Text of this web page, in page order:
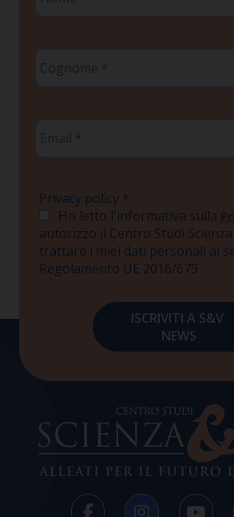
Privacy policy *
Ho letto l'informativa sulla
autorizzo il Centro Studi
trattare i miei dati personali ai
Regolamento UE 2016/679